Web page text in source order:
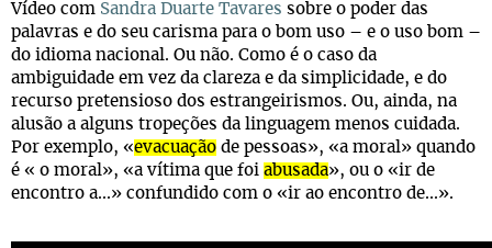
Vídeo com Sandra Duarte Tavares sobre o poder das
palavras e do seu carisma para o bom uso – e o uso bom –
do idioma nacional. Ou não. Como é o caso da
ambiguidade em vez da clareza e da simplicidade, e do
recurso pretensioso dos estrangeirismos. Ou, ainda, na
alusão a alguns tropeções da linguagem menos cuidada.
Por exemplo, «evacuação de pessoas», «a moral» quando
é « o moral», «a vítima que foi abusada», ou o «ir de
encontro a...» confundido com o «ir ao encontro de...».